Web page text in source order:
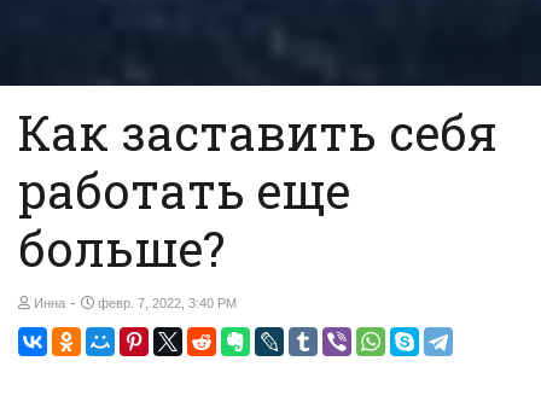
Как заставить себя
работать еще
больше?
Инна - февр. 7, 2022, 3:40 PM